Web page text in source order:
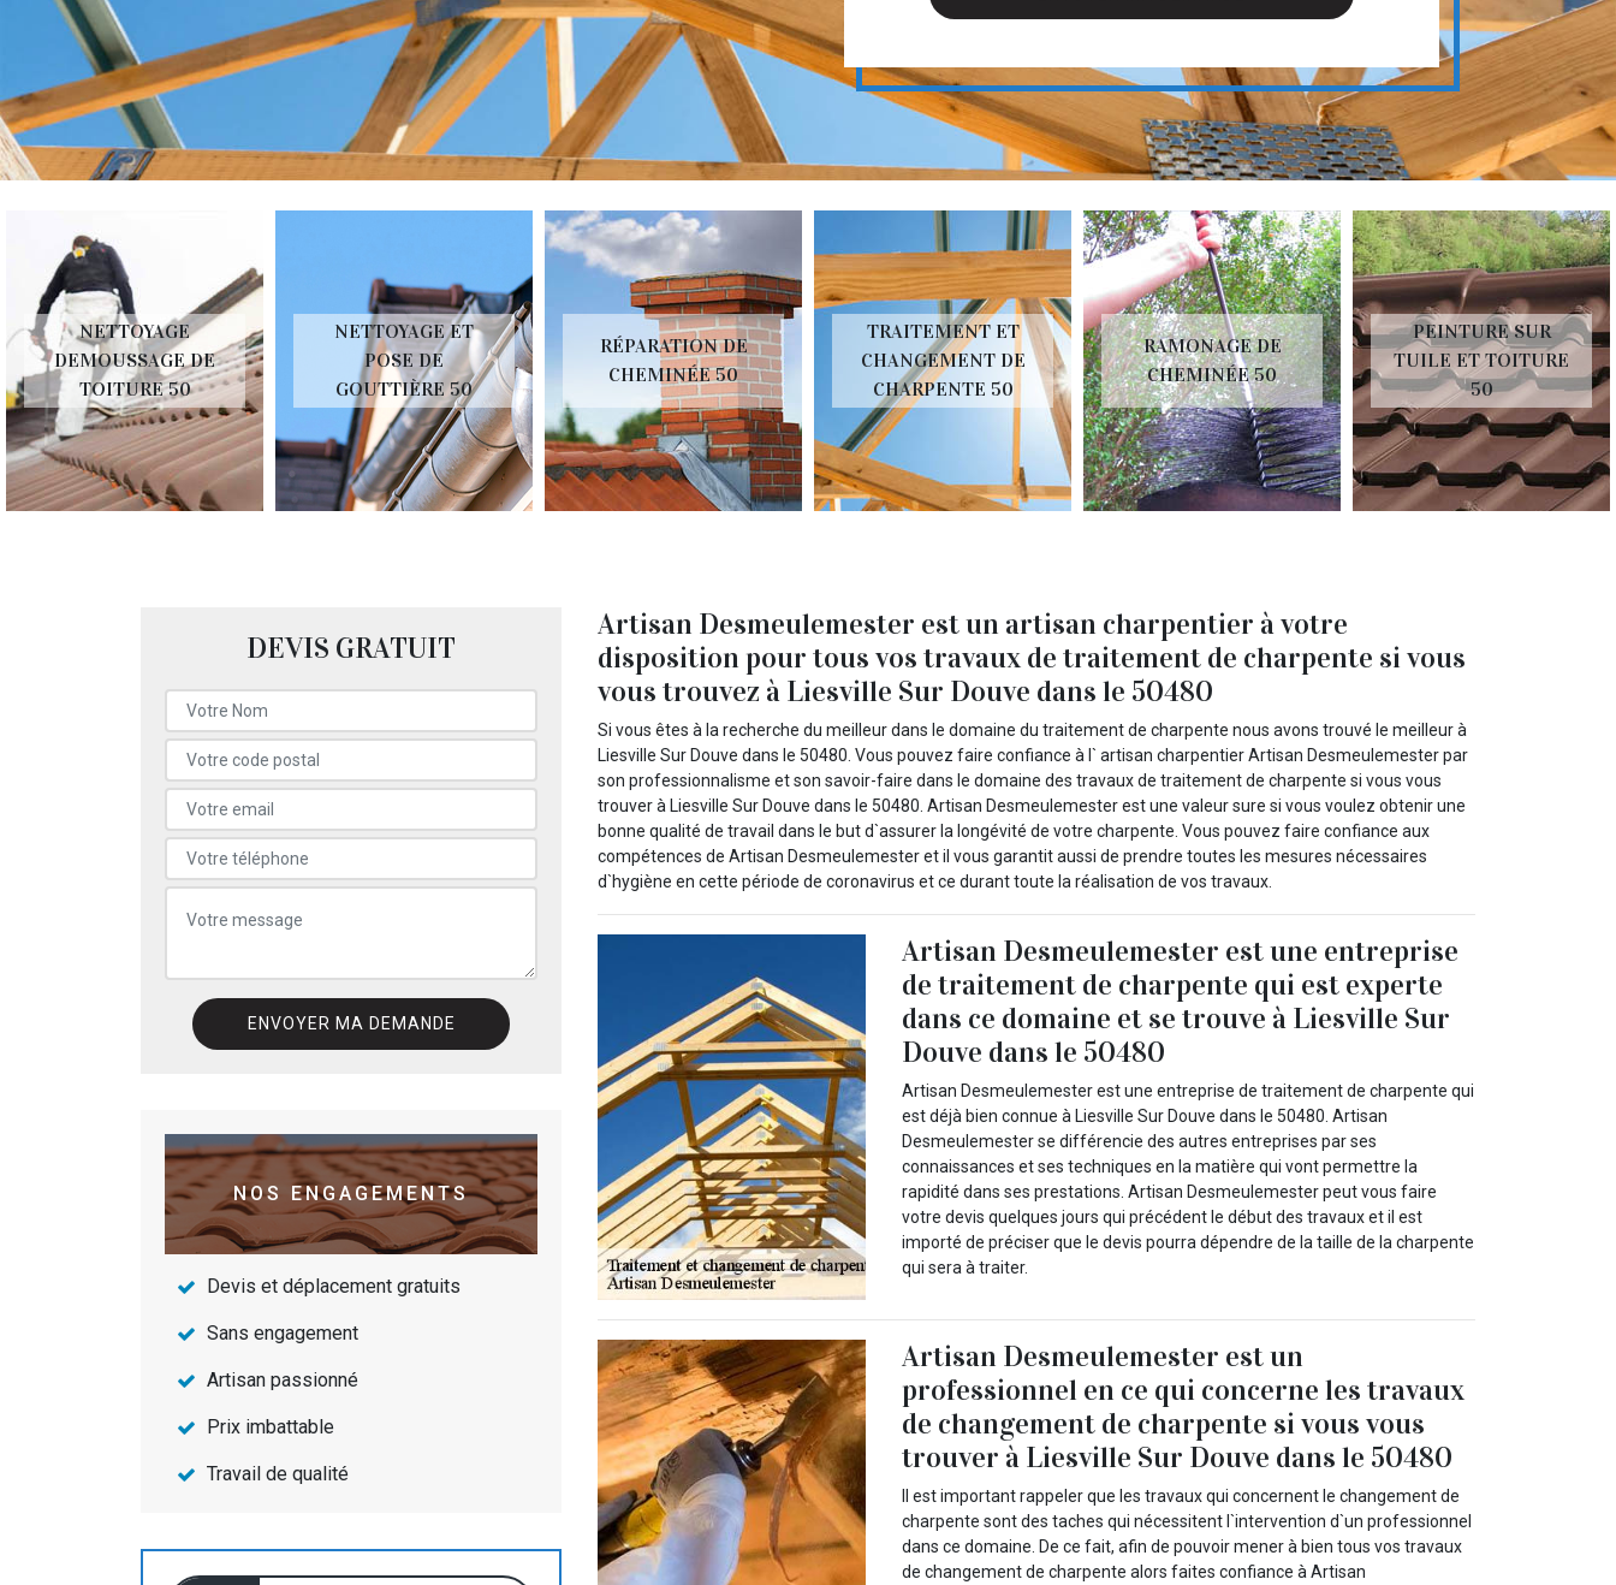
NETTOYAGE
DEMOUSSAGE DE
TOITURE 50
NETTOYAGE ET
POSE DE
GOUTTIÈRE 50
RÉPARATION DE
CHEMINÉE 50
TRAITEMENT ET
CHANGEMENT DE
CHARPENTE 50
RAMONAGE DE
CHEMINÉE 50
PEINTURE SUR
TUILE ET TOITURE
50
DEVIS GRATUIT
NOS ENGAGEMENTS
Devis et déplacement gratuits
Sans engagement
Artisan passionné
Prix imbattable
Travail de qualité
Artisan Desmeulemester est un artisan charpentier à votre
disposition pour tous vos travaux de traitement de charpente si vous
vous trouvez à Liesville Sur Douve dans le 50480
Si vous êtes à la recherche du meilleur dans le domaine du traitement de charpente nous avons trouvé le meilleur à
Liesville Sur Douve dans le 50480. Vous pouvez faire confiance à l` artisan charpentier Artisan Desmeulemester par
son professionnalisme et son savoir-faire dans le domaine des travaux de traitement de charpente si vous vous
trouver à Liesville Sur Douve dans le 50480. Artisan Desmeulemester est une valeur sure si vous voulez obtenir une
bonne qualité de travail dans le but d`assurer la longévité de votre charpente. Vous pouvez faire confiance aux
compétences de Artisan Desmeulemester et il vous garantit aussi de prendre toutes les mesures nécessaires
d`hygiène en cette période de coronavirus et ce durant toute la réalisation de vos travaux.
Artisan Desmeulemester est une entreprise
de traitement de charpente qui est experte
dans ce domaine et se trouve à Liesville Sur
Douve dans le 50480
Artisan Desmeulemester est une entreprise de traitement de charpente qui
est déjà bien connue à Liesville Sur Douve dans le 50480. Artisan
Desmeulemester se différencie des autres entreprises par ses
connaissances et ses techniques en la matière qui vont permettre la
rapidité dans ses prestations. Artisan Desmeulemester peut vous faire
votre devis quelques jours qui précédent le début des travaux et il est
importé de préciser que le devis pourra dépendre de la taille de la charpente
qui sera à traiter.
Artisan Desmeulemester est un
professionnel en ce qui concerne les travaux
de changement de charpente si vous vous
trouver à Liesville Sur Douve dans le 50480
Il est important rappeler que les travaux qui concernent le changement de
charpente sont des taches qui nécessitent l`intervention d`un professionnel
dans ce domaine. De ce fait, afin de pouvoir mener à bien tous vos travaux
de changement de charpente alors faites confiance à Artisan